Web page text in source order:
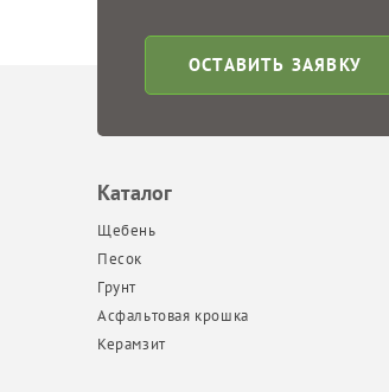
ОСТАВИТЬ ЗАЯВКУ
Каталог
Щебень
Песок
Грунт
Асфальтовая крошка
Керамзит